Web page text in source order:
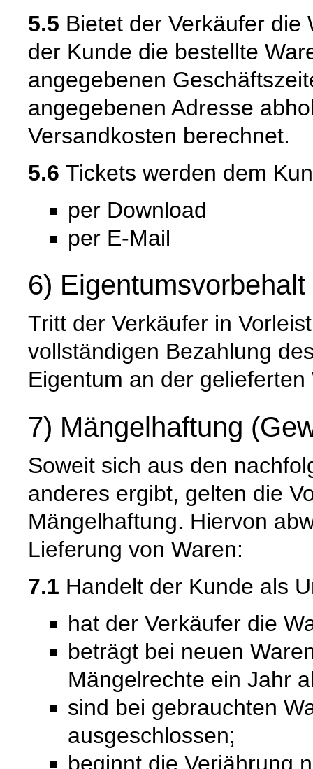
5.5 Bietet der Verkäufer die
der Kunde die bestellte
angegebenen
angegebenen Adresse
Versandkosten berechnet.
5.6 Tickets werden dem
per Download
per E-Mail
6) Eigentumsvorbehalt
Tritt der Verkäufer in
vollständigen Bezahlung
Eigentum an der gelieferten
7) Mängelhaftung
Soweit sich aus den
anderes ergibt, gelten die
Mängelhaftung. Hiervon
Lieferung von Waren:
7.1 Handelt der Kunde als
hat der Verkäufer die
beträgt bei neuen
Mängelrechte ein Jahr
sind bei gebrauchten
ausgeschlossen;
beginnt die Verjährung